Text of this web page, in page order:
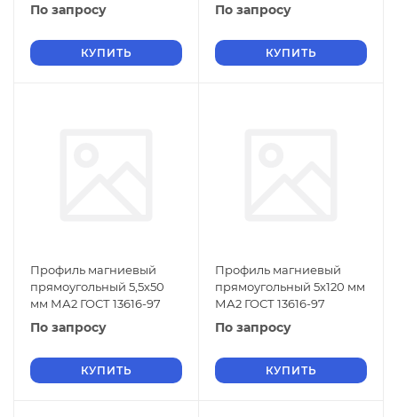
По запросу
КУПИТЬ
По запросу
КУПИТЬ
Профиль магниевый
прямоугольный 5,5х50
мм МА2 ГОСТ 13616-97
По запросу
КУПИТЬ
Профиль магниевый
прямоугольный 5х120 мм
МА2 ГОСТ 13616-97
По запросу
КУПИТЬ